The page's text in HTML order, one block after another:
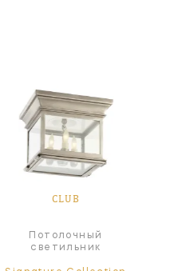
CLUB
Потолочный
светильник